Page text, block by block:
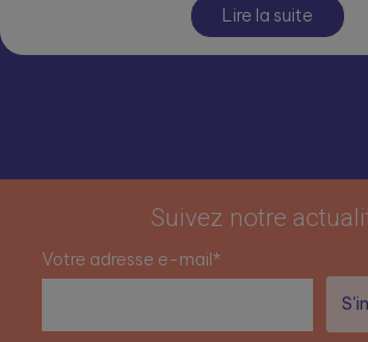
Lire la suite
Suivez notre
Votre adresse e-mail*